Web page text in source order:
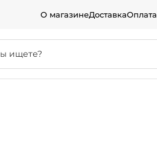
О магазинеДоставкаОплата